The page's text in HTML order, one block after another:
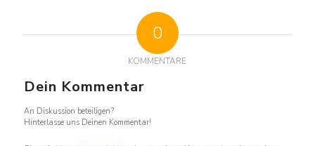
0
KOMMENTARE
Dein Kommentar
An Diskussion beteiligen?
Hinterlasse uns Deinen Kommentar!